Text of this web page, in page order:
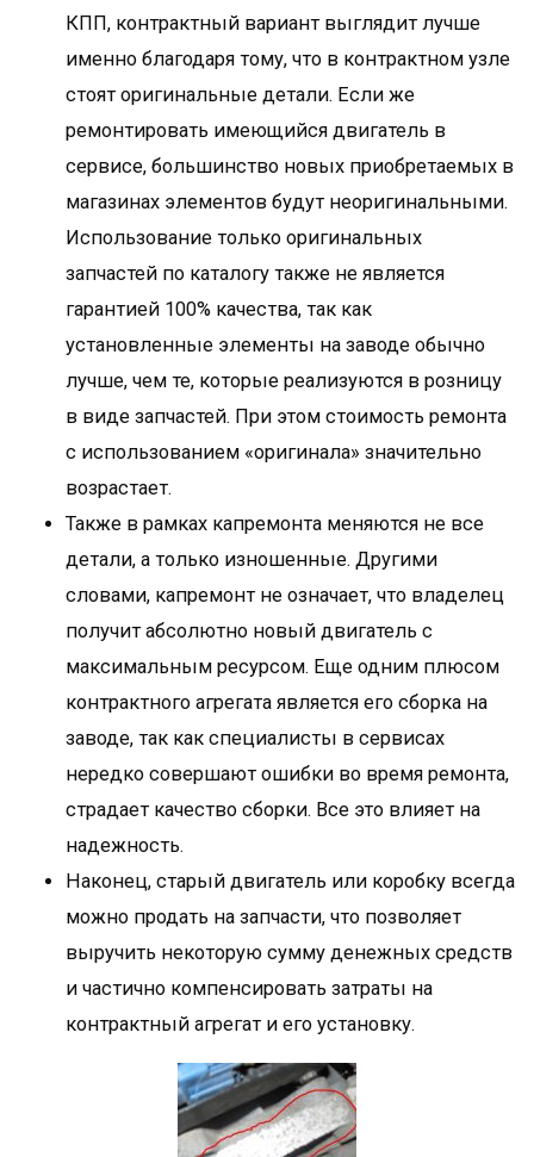
КПП, контрактный вариант выглядит лучше
именно благодаря тому, что в контрактном узле
стоят оригинальные детали. Если же
ремонтировать имеющийся двигатель в
сервисе, большинство новых приобретаемых в
магазинах элементов будут неоригинальными.
Использование только оригинальных
запчастей по каталогу также не является
гарантией 100% качества, так как
установленные элементы на заводе обычно
лучше, чем те, которые реализуются в розницу
в виде запчастей. При этом стоимость ремонта
с использованием «оригинала» значительно
возрастает.
Также в рамках капремонта меняются не все
детали, а только изношенные. Другими
словами, капремонт не означает, что владелец
получит абсолютно новый двигатель с
максимальным ресурсом. Еще одним плюсом
контрактного агрегата является его сборка на
заводе, так как специалисты в сервисах
нередко совершают ошибки во время ремонта,
страдает качество сборки. Все это влияет на
надежность.
Наконец, старый двигатель или коробку всегда
можно продать на запчасти, что позволяет
выручить некоторую сумму денежных средств
и частично компенсировать затраты на
контрактный агрегат и его установку.